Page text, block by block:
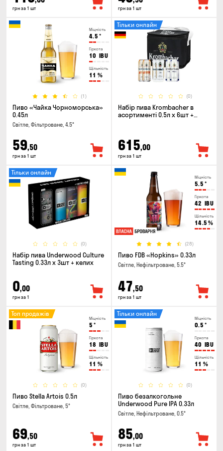
грн за 1 шт грн за 1 шт
Міцність
4.5 °
Гіркота
10 IBU
Щільність
11 %
(1)
Пиво «Чайка Чорноморська»
0.45л
Світле, Фільтроване, 4.5°
59,50
грн за 1 шт
(0)
Тільки онлайн
Набір пива Krombacher в
асортименті 0.5л х 6шт +
615,00
грн за 1 шт
(0)
Тільки онлайн
Набір пива Underwood Culture
Tasting 0.33л x 3шт + келих
0,00
грн за 1
Міцність
5.5 °
Гіркота
42 IBU
Щільність
14.5 %
(28)
Пиво FDB «Hopkins» 0.33л
Світле, Нефільтроване, 5.5°
47,50
грн за 1 шт
Міцність
5 °
Гіркота
18 IBU
Щільність
11 %
(0)
Топ продажів
Пиво Stella Artois 0.5л
Світле, Фільтроване, 5°
69,50
грн за 1 шт
Міцність
0.5 °
Гіркота
40 IBU
Щільність
11 %
(0)
Тільки онлайн
Пиво безалкогольне
Underwood Pure IPA 0.33л
Світле, Нефільтроване, 0.5°
85,00
грн за 1 шт